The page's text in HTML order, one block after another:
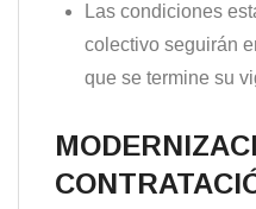
Las condiciones
colectivo seguirán
que se termine su